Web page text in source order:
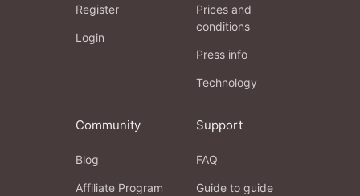
Register
Login
Prices and
conditions
Press info
Technology
Community
Blog
Affiliate Program
Support
FAQ
Guide to guide